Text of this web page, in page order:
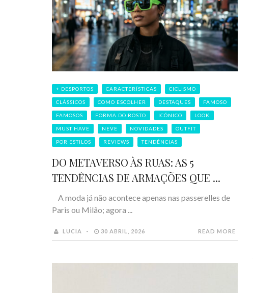
+ DESPORTOS CARACTERÍSTICAS CICLISMO
CLÁSSICOS COMO ESCOLHER DESTAQUES FAMOSO
FAMOSOS FORMA DO ROSTO ICÓNICO LOOK
MUST HAVE NEVE NOVIDADES OUTFIT
POR ESTILOS REVIEWS TENDÊNCIAS
DO METAVERSO ÀS RUAS: AS 5
TENDÊNCIAS DE ARMAÇÕES QUE ...
A moda já não acontece apenas nas passerelles de
Paris ou Milão; agora ...
LUCIA 30 ABRIL, 2026 READ MORE